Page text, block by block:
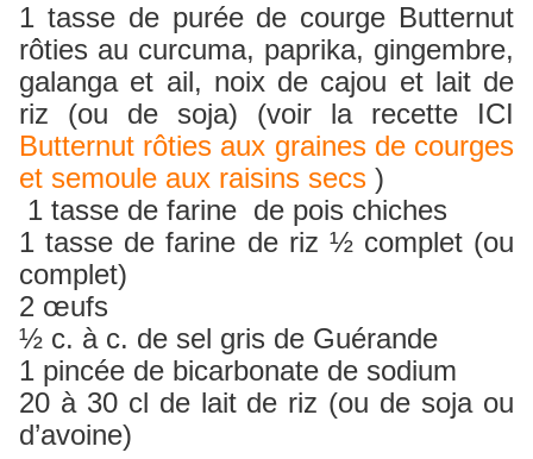
1 tasse de purée de courge Butternut
rôties au curcuma, paprika, gingembre,
galanga et ail, noix de cajou et lait de
riz (ou de soja) (voir la recette ICI
Butternut rôties aux graines de courges
et semoule aux raisins secs )
1 tasse de farine de pois chiches
1 tasse de farine de riz ½ complet (ou
complet)
2 œufs
½ c. à c. de sel gris de Guérande
1 pincée de bicarbonate de sodium
20 à 30 cl de lait de riz (ou de soja ou
d’avoine)